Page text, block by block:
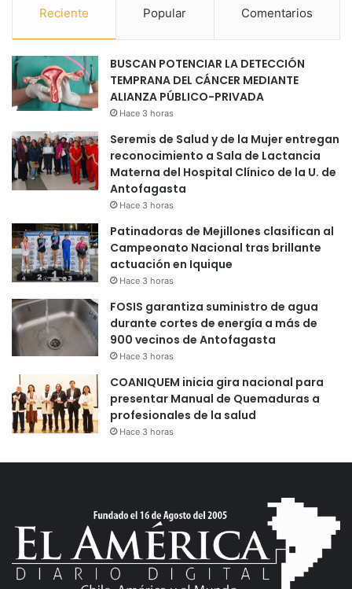
Reciente Popular Comentarios
BUSCAN POTENCIAR LA DETECCIÓN
TEMPRANA DEL CÁNCER MEDIANTE
ALIANZA PÚBLICO-PRIVADA
Hace 3 horas
Seremis de Salud y de la Mujer entregan
reconocimiento a Sala de Lactancia
Materna del Hospital Clínico de la U. de
Antofagasta
Hace 3 horas
Patinadoras de Mejillones clasifican al
Campeonato Nacional tras brillante
actuación en Iquique
Hace 3 horas
FOSIS garantiza suministro de agua
durante cortes de energía a más de
900 vecinos de Antofagasta
Hace 3 horas
COANIQUEM inicia gira nacional para
presentar Manual de Quemaduras a
profesionales de la salud
Hace 3 horas